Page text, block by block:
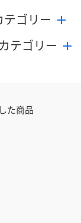
ゴリー
テゴリー
た商品